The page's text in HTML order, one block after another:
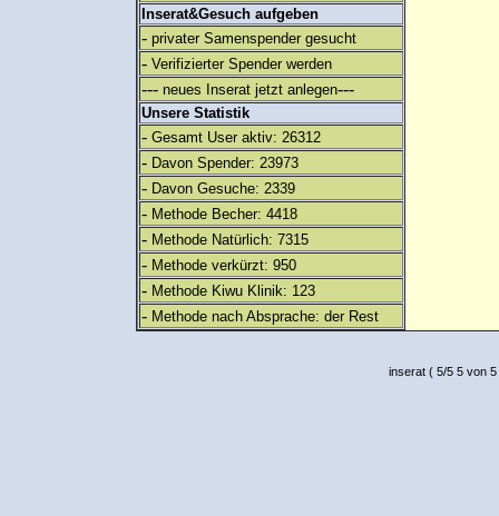
Inserat&Gesuch aufgeben
- privater Samenspender gesucht
- Verifizierter Spender werden
--- neues Inserat jetzt anlegen---
Unsere Statistik
- Gesamt User aktiv: 26312
- Davon Spender: 23973
- Davon Gesuche: 2339
- Methode Becher: 4418
- Methode Natürlich: 7315
- Methode verkürzt: 950
- Methode Kiwu Klinik: 123
- Methode nach Absprache: der Rest
inserat( 5/5 5 von 5